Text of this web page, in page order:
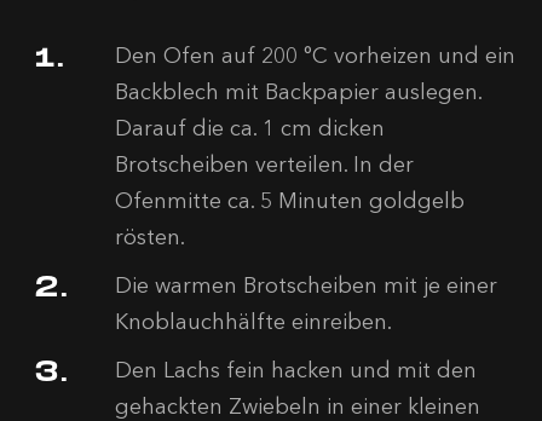
Den Ofen auf 200 °C vorheizen und ein
Backblech mit Backpapier auslegen.
Darauf die ca. 1 cm dicken
Brotscheiben verteilen. In der
Ofenmitte ca. 5 Minuten goldgelb
rösten.
Die warmen Brotscheiben mit je einer
Knoblauchhälfte einreiben.
Den Lachs fein hacken und mit den
gehackten Zwiebeln in einer kleinen